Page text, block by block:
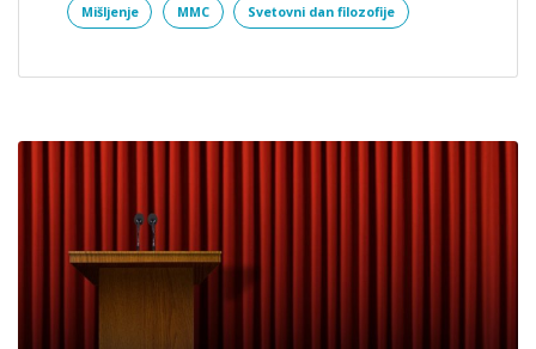
Mišljenje MMC Svetovni dan filozofije